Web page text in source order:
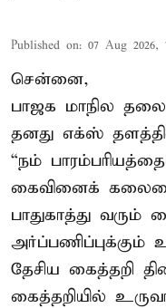
Published on: 07 Aug 2026,
சென்னை,
பாஜக மாநில
தனது எக்ஸ்
“நம்
கைவினைக்
பாதுகாத்து வரும்
அர்ப்பணிப்புக்கும்
தேசிய கைத்தறி
கைத்தறியில்